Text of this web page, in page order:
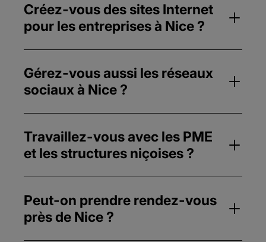
Créez-vous des sites Internet
pour les entreprises à Nice ?
Gérez-vous aussi les réseaux
sociaux à Nice ?
Travaillez-vous avec les PME
et les structures niçoises ?
Peut-on prendre rendez-vous
près de Nice ?